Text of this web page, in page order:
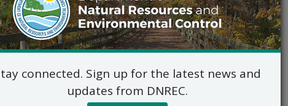
connected. Sign up for the latest news and
updates from DNREC.